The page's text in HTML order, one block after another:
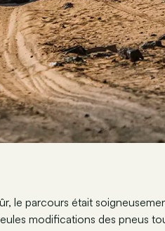
le parcours était
modifications des pneus